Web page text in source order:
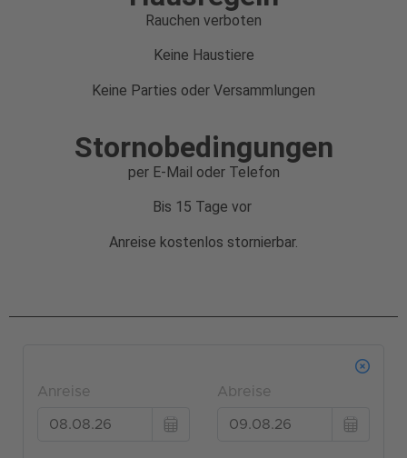
Rauchen verboten
Keine Haustiere
Keine Parties oder Versammlungen
Stornobedingungen
per E-Mail oder Telefon
Bis 15 Tage vor
Anreise kostenlos stornierbar.